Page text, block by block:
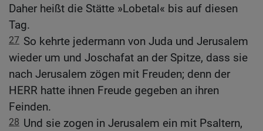
Daher heißt die Stätte »Lobetal« bis auf diesen
Tag.
27 So kehrte jedermann von Juda und Jerusalem
wieder um und Joschafat an der Spitze, dass sie
nach Jerusalem zögen mit Freuden; denn der
HERR hatte ihnen Freude gegeben an ihren
Feinden.
28 Und sie zogen in Jerusalem ein mit Psaltern,